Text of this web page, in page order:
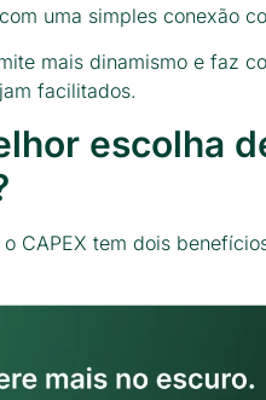
uma simples conexão
mais dinamismo e faz
facilitados.
escolha
CAPEX tem dois